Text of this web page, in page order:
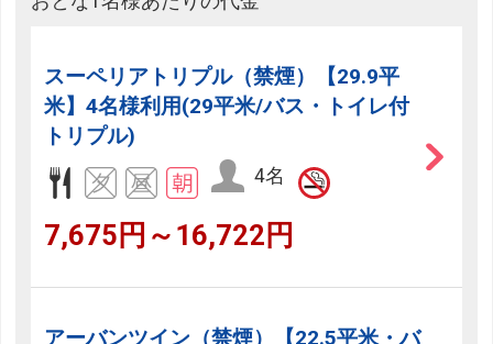
スーペリアトリプル（禁煙）【29.9平
米】4名様利用(29平米/バス・トイレ付
トリプル)
4名
7,675円～16,722円
アーバンツイン（禁煙）【22.5平米・バ